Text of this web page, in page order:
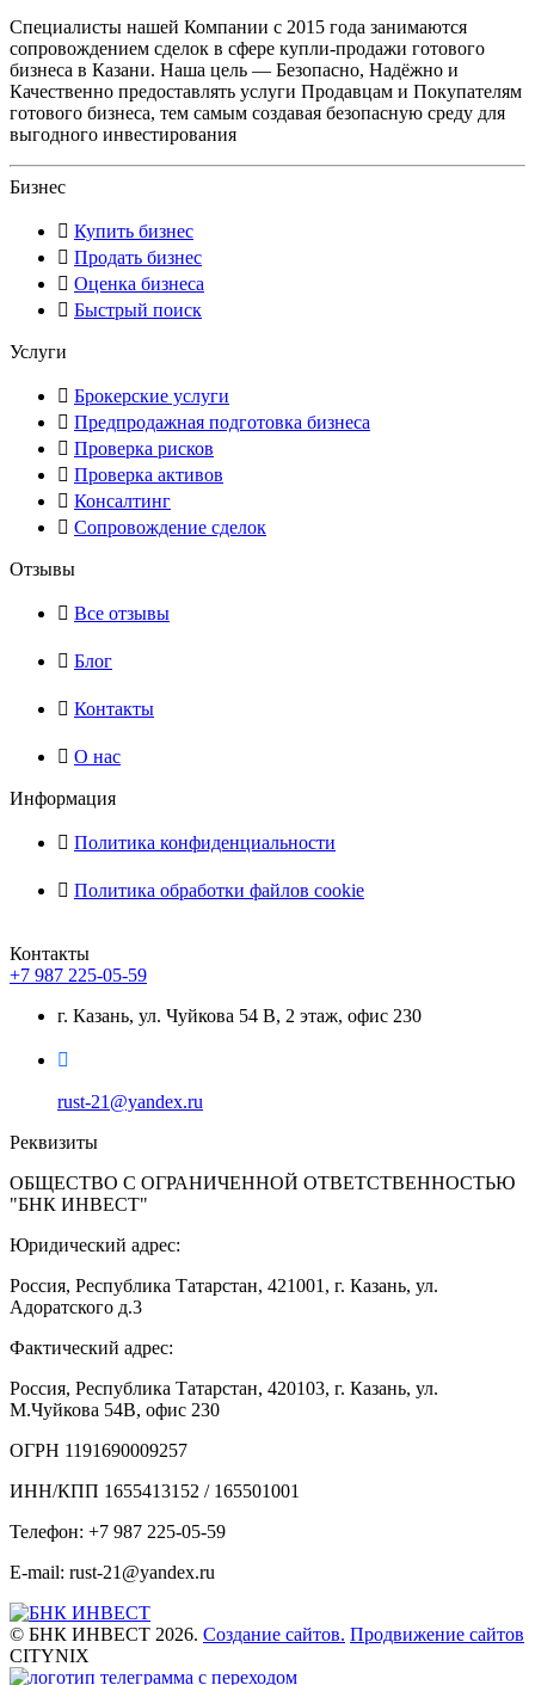
Специалисты нашей Компании с 2015 года занимаются
сопровождением сделок в сфере купли-продажи готового
бизнеса в Казани. Наша цель — Безопасно, Надёжно и
Качественно предоставлять услуги Продавцам и Покупателям
готового бизнеса, тем самым создавая безопасную среду для
выгодного инвестирования
Бизнес
Купить бизнес
Продать бизнес
Оценка бизнеса
Быстрый поиск
Услуги
Брокерские услуги
Предпродажная подготовка бизнеса
Проверка рисков
Проверка активов
Консалтинг
Сопровождение сделок
Отзывы
Все отзывы
Блог
Контакты
О нас
Информация
Политика конфиденциальности
Политика обработки файлов cookie
Контакты
+7 987 225-05-59
г. Казань, ул. Чуйкова 54 В, 2 этаж, офис 230
rust-21@yandex.ru
Реквизиты
ОБЩЕСТВО С ОГРАНИЧЕННОЙ ОТВЕТСТВЕННОСТЬЮ
"БНК ИНВЕСТ"
Юридический адрес:
Россия, Республика Татарстан, 421001, г. Казань, ул.
Адоратского д.3
Фактический адрес:
Россия, Республика Татарстан, 420103, г. Казань, ул.
М.Чуйкова 54В, офис 230
ОГРН 1191690009257
ИНН/КПП 1655413152 / 165501001
Телефон: +7 987 225-05-59
E-mail: rust-21@yandex.ru
© БНК ИНВЕСТ 2026. Создание сайтов. Продвижение сайтов
CITYNIX